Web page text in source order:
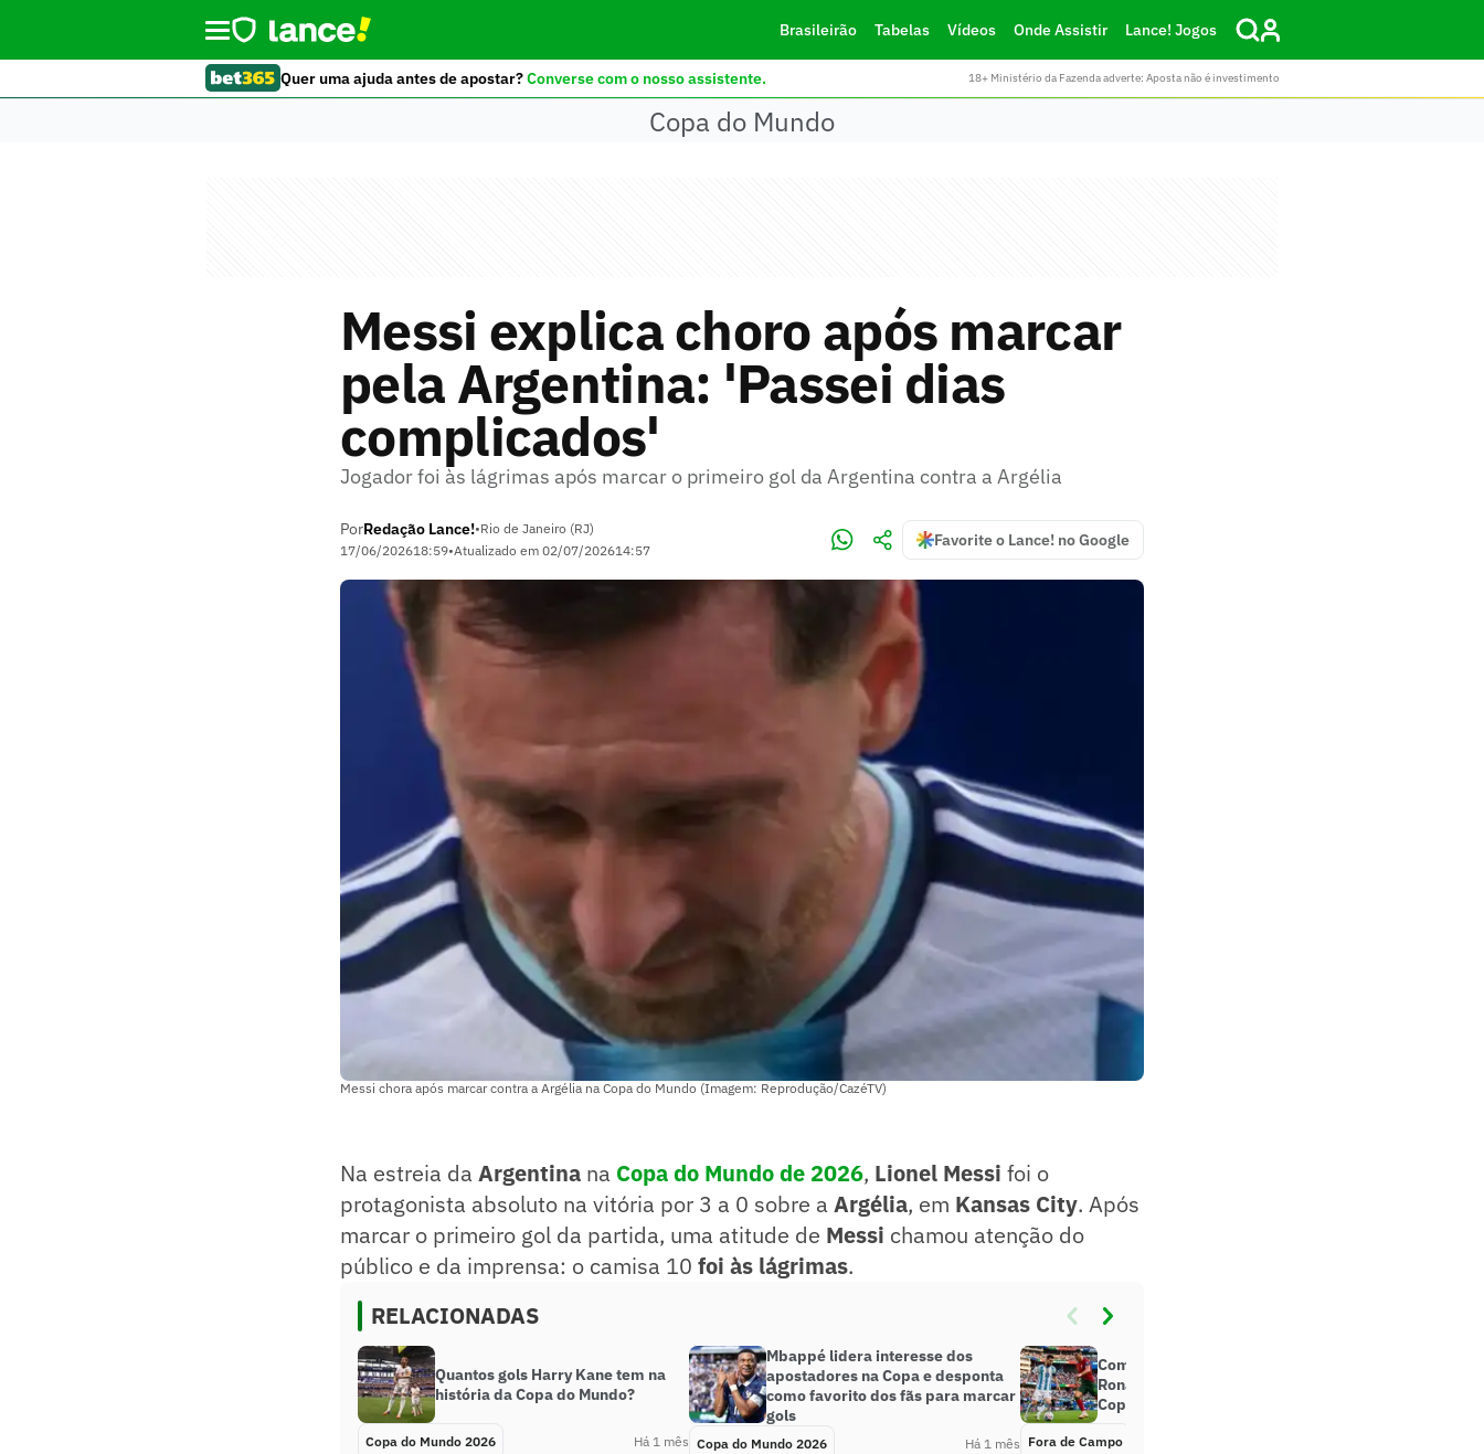
Brasileirão Tabelas Vídeos Onde Assistir Lance! Jogos
Quer uma ajuda antes de apostar?Converse com o nosso assistente. 18+ Ministério da Fazenda adverte: Aposta não é investimento
Copa do Mundo
Messi explica choro após marcar
pela Argentina: 'Passei dias
complicados'
Jogador foi às lágrimas após marcar o primeiro gol da Argentina contra a Argélia
PorRedação Lance!•Rio de Janeiro (RJ)
17/06/202618:59•Atualizado em 02/07/202614:57
Favorite o Lance! no Google
Messi chora após marcar contra a Argélia na Copa do Mundo (Imagem: Reprodução/CazéTV)
Na estreia da Argentina na Copa do Mundo de 2026, Lionel Messi foi o
protagonista absoluto na vitória por 3 a 0 sobre a Argélia, em Kansas City. Após
marcar o primeiro gol da partida, uma atitude de Messi chamou atenção do
público e da imprensa: o camisa 10 foi às lágrimas.
RELACIONADAS
Quantos gols Harry Kane tem na
história da Copa do Mundo?
Copa do Mundo 2026 Há 1 mês
Mbappé lidera interesse dos
apostadores na Copa e desponta
como favorito dos fãs para marcar
gols
Copa do Mundo 2026 Há 1 mês
Comparação entre Cristiano
Ronaldo e Messi vem à tona na
Copa: ‘Não faz sentido’
Fora de Campo